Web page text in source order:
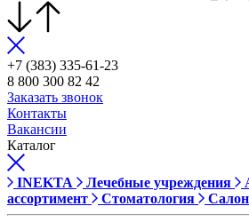
+7 (383) 335-61-23
8 800 300 82 42
Заказать звонок
Контакты
Вакансии
Каталог
INEKTA Лечебные учреждения
ассортимент
Стоматология